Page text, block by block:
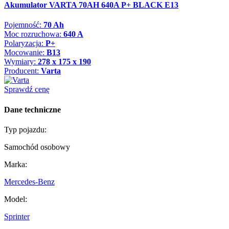
Akumulator VARTA 70AH 640A P+ BLACK E13
Pojemność: 70 Ah
Moc rozruchowa: 640 A
Polaryzacja: P+
Mocowanie: B13
Wymiary: 278 x 175 x 190
Producent: Varta
Sprawdź cenę
Dane techniczne
Typ pojazdu:
Samochód osobowy
Marka:
Mercedes-Benz
Model:
Sprinter